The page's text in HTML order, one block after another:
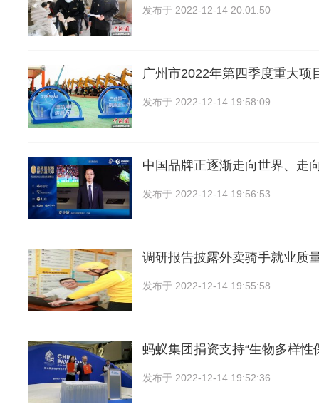
发布于 2022-12-14 20:01:50
广州市2022年第四季度重大项
发布于 2022-12-14 19:58:09
中国品牌正逐渐走向世界、走
发布于 2022-12-14 19:56:53
调研报告披露外卖骑手就业质
发布于 2022-12-14 19:55:58
蚂蚁集团捐资支持“生物多样性
发布于 2022-12-14 19:52:36